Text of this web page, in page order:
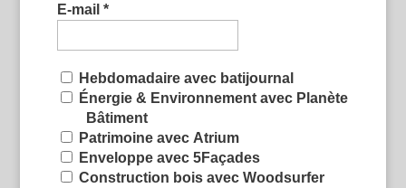
E-mail *
Hebdomadaire avec batijournal
Énergie & Environnement avec Planète
Bâtiment
Patrimoine avec Atrium
Enveloppe avec 5Façades
Construction bois avec Woodsurfer